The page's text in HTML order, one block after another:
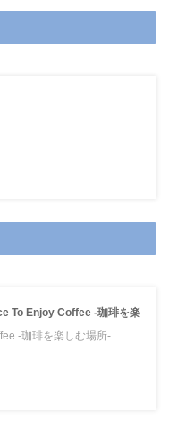
To Enjoy Coffee -珈琲を楽
-珈琲を楽しむ場所-